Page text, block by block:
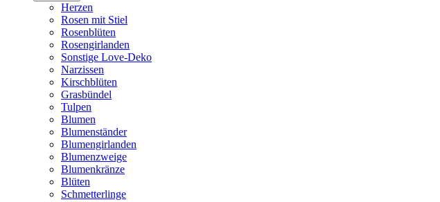
Herzen
Rosen mit Stiel
Rosenblüten
Rosengirlanden
Sonstige Love-Deko
Narzissen
Kirschblüten
Grasbündel
Tulpen
Blumen
Blumenständer
Blumengirlanden
Blumenzweige
Blumenkränze
Blüten
Schmetterlinge